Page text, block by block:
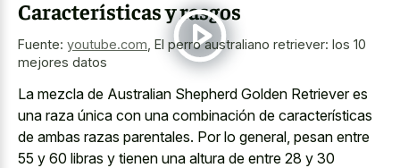
Características y rasgos
Fuente: youtube.com El perro australiano retriever: los 10
mejores datos
La mezcla de Australian Shepherd Golden Retriever es
una raza única con una combinación de características
de ambas razas parentales. Por lo general, pesan entre
55 y 60 libras y tienen una altura de entre 28 y 30